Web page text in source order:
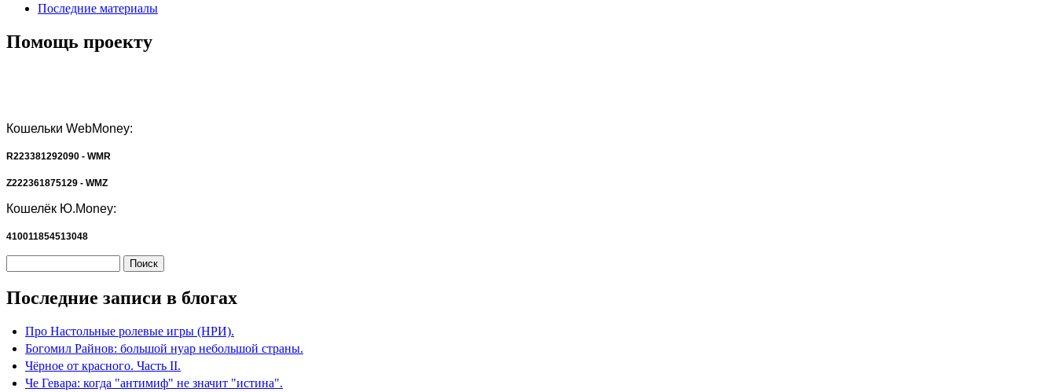
Последние материалы
Помощь проекту
Кошельки WebMoney:
R223381292090 - WMR
Z222361875129 - WMZ
Кошелёк Ю.Money:
410011854513048
Форма поиска
Последние записи в блогах
Про Настольные ролевые игры (НРИ).
Богомил Райнов: большой нуар небольшой страны.
Чёрное от красного. Часть II.
Че Гевара: когда "антимиф" не значит "истина".